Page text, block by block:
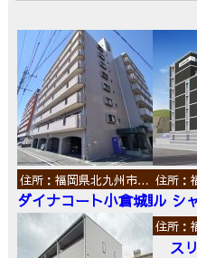
住所：福岡県北九州市…
ダイナコート小倉城野
住所：
ル シ
住所：
ス